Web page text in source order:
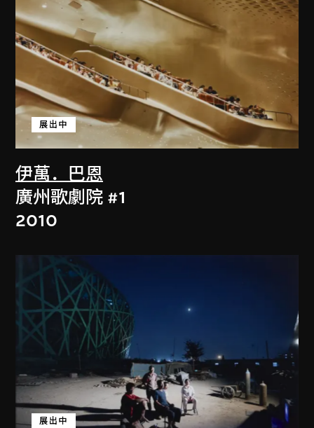
伊萬．巴恩
展出中
廣州歌劇院 #1
2010
展出中